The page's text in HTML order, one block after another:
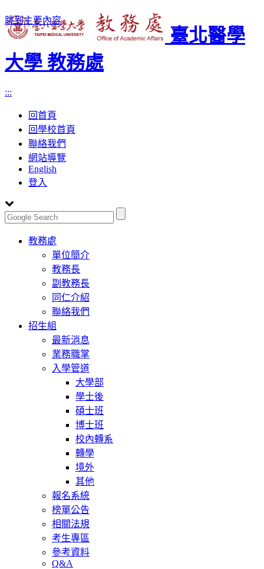
跳到主要內容
臺北醫學
大學 教務處
:::
回首頁
回學校首頁
聯絡我們
網站導覽
English
登入
Toggle
navigation
教務處
單位簡介
教務長
副教務長
同仁介紹
聯絡我們
招生組
最新消息
業務職掌
入學管道
大學部
學士後
碩士班
博士班
校內轉系
轉學
境外
其他
報名系統
榜單公告
相關法規
考生專區
參考資料
Q&A